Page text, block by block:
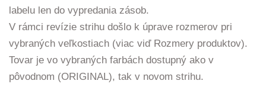
labelu len do vypredania zásob.
V rámci revízie strihu došlo k úprave rozmerov pri
vybraných veľkostiach (viac viď Rozmery produktov).
Tovar je vo vybraných farbách dostupný ako v
pôvodnom (ORIGINAL), tak v novom strihu.